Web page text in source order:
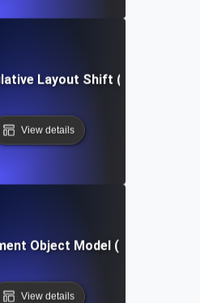
Layout Shift (CLS)?
View details
Object Model (DOM)?
View details